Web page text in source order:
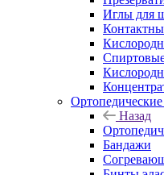
Иглы для
Назад
Бандажи